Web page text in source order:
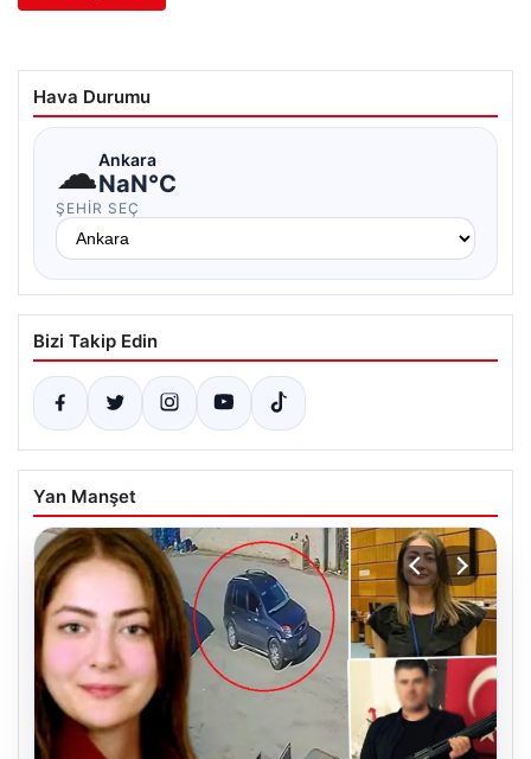
Hava Durumu
☁Ankara
NaN°C
ŞEHIR SEÇ
Bizi Takip Edin
Yan Manşet